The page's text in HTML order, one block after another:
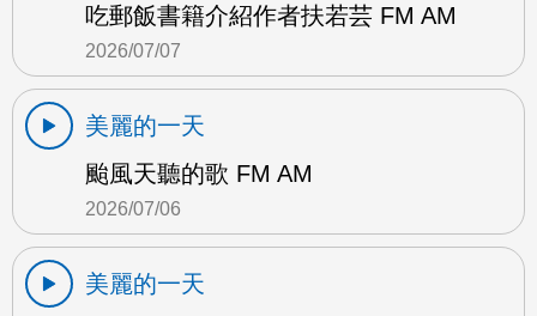
吃郵飯書籍介紹作者扶若芸 FM AM
2026/07/07
美麗的一天
颱風天聽的歌 FM AM
2026/07/06
美麗的一天